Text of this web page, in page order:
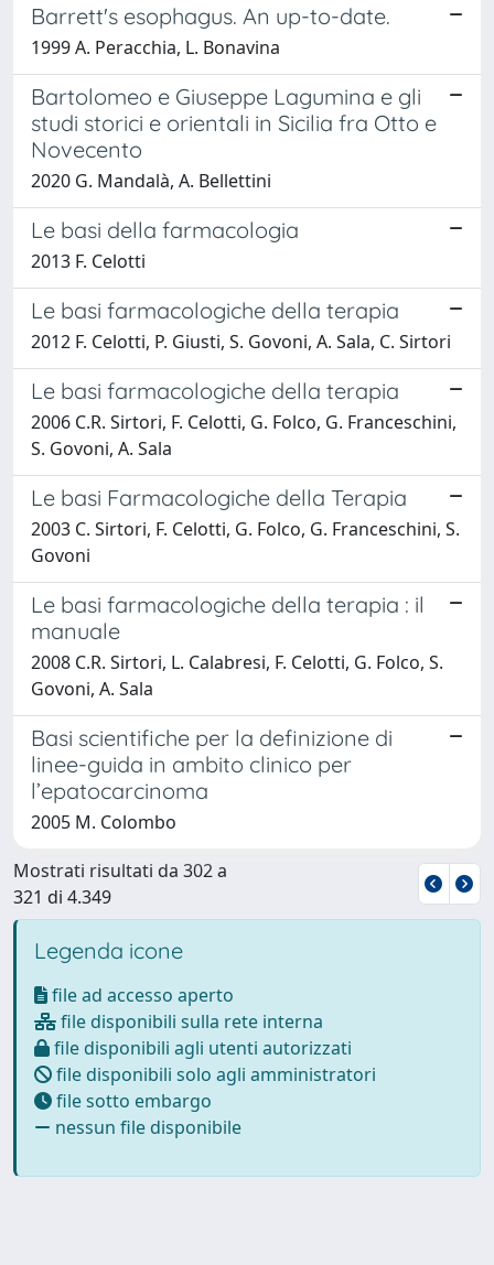
Barrett's esophagus. An up-to-date.
1999 A. Peracchia, L. Bonavina
Bartolomeo e Giuseppe Lagumina e gli
studi storici e orientali in Sicilia fra Otto e
Novecento
2020 G. Mandalà, A. Bellettini
Le basi della farmacologia
2013 F. Celotti
Le basi farmacologiche della terapia
2012 F. Celotti, P. Giusti, S. Govoni, A. Sala, C. Sirtori
Le basi farmacologiche della terapia
2006 C.R. Sirtori, F. Celotti, G. Folco, G. Franceschini,
S. Govoni, A. Sala
Le basi Farmacologiche della Terapia
2003 C. Sirtori, F. Celotti, G. Folco, G. Franceschini, S.
Govoni
Le basi farmacologiche della terapia : il
manuale
2008 C.R. Sirtori, L. Calabresi, F. Celotti, G. Folco, S.
Govoni, A. Sala
Basi scientifiche per la definizione di
linee-guida in ambito clinico per
l’epatocarcinoma
2005 M. Colombo
Mostrati risultati da 302 a
321 di 4.349
Legenda icone
file ad accesso aperto
file disponibili sulla rete interna
file disponibili agli utenti autorizzati
file disponibili solo agli amministratori
file sotto embargo
nessun file disponibile